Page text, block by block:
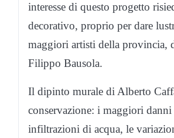
interesse di questo progetto
decorativo, proprio per dare
maggiori artisti della provincia,
Filippo Bausola.
Il dipinto murale di Alberto
conservazione: i maggiori
infiltrazioni di acqua, le